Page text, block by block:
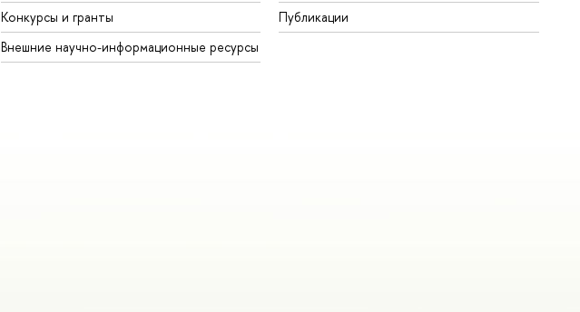
Конкурсы и гранты
Внешние научно-информационные ресурсы
Публикации